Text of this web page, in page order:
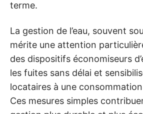
terme.
La gestion de l’eau, souvent
mérite une attention
des dispositifs économiseurs
les fuites sans délai et
locataires à une
Ces mesures simples